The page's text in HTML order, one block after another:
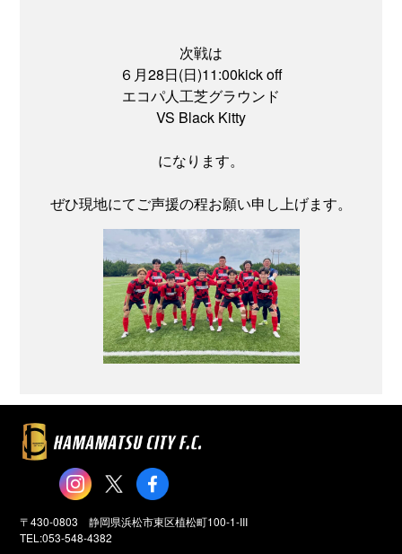
次戦は
６月28日(日)11:00kick off
エコパ人工芝グラウンド
VS Black Kitty
になります。
ぜひ現地にてご声援の程お願い申し上げます。
〒430-0803 静岡県浜松市東区植松町100-1-III
TEL:053-548-4382